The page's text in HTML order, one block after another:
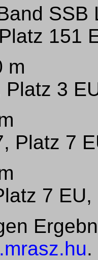
SSB
151
m
Platz 3
Platz 7
7
.